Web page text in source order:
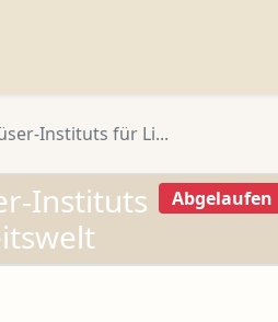
Instituts für Li...
Instituts
Abgelaufen